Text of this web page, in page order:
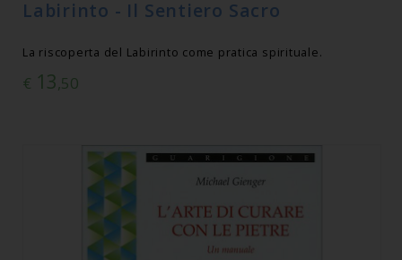
Labirinto - Il Sentiero Sacro
La riscoperta del Labirinto come pratica spirituale.
€ 13,50